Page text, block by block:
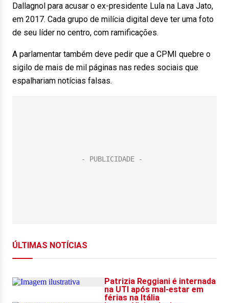
Dallagnol para acusar o ex-presidente Lula na Lava Jato,
em 2017. Cada grupo de milícia digital deve ter uma foto
de seu líder no centro, com ramificações.
A parlamentar também deve pedir que a CPMI quebre o
sigilo de mais de mil páginas nas redes sociais que
espalhariam notícias falsas.